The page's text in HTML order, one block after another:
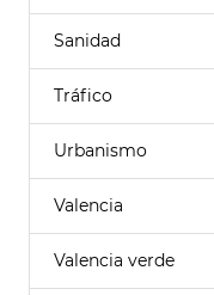
Sanidad
Tráfico
Urbanismo
Valencia
Valencia verde